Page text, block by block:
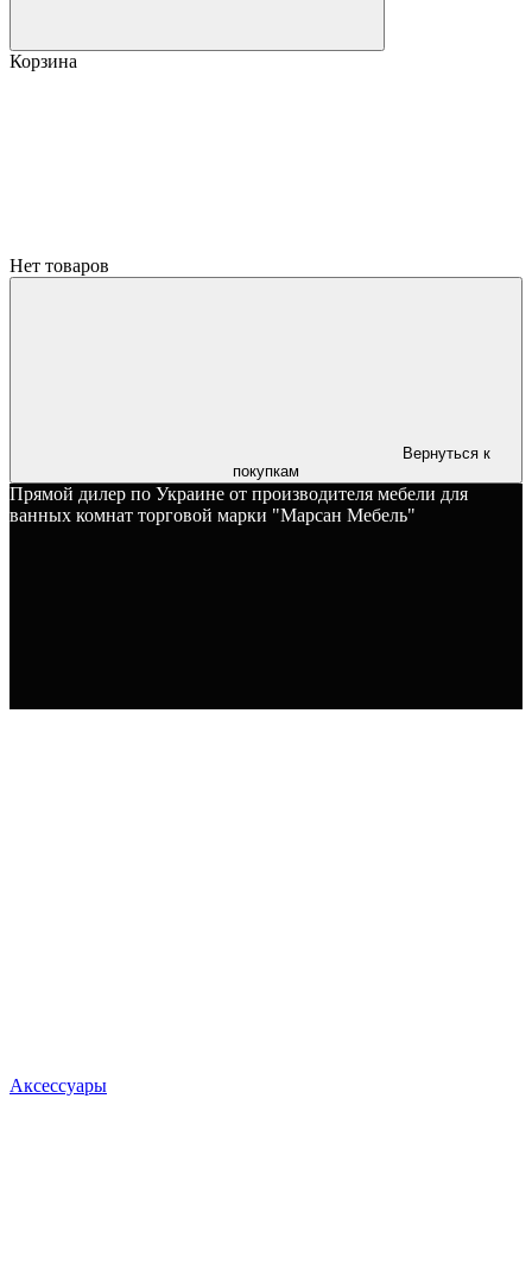
Корзина
Нет товаров
Вернуться к
покупкам
Прямой дилер по Украине от производителя мебели для
ванных комнат торговой марки "Марсан Мебель"
Аксессуары